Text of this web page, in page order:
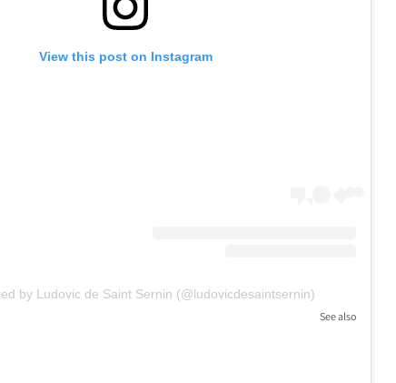
View this post on Instagram
by Ludovic de Saint Sernin (@ludovicdesaintsernin)
See also